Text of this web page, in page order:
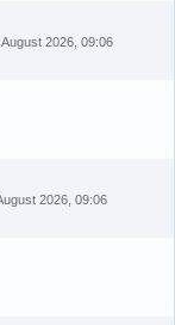
August 2026, 09:06
2026, 09:06